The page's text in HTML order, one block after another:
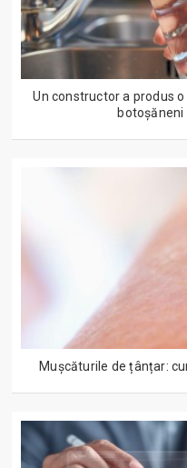
Un constructor a produs
botoșăneni
Mușcăturile de țânțar: